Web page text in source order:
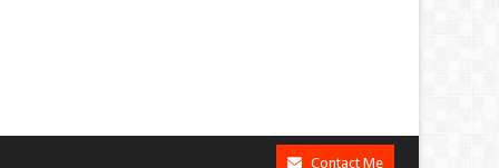
Contact Me